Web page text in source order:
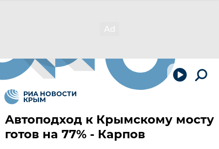
Автоподход к Крымскому мосту
готов на 77% - Карпов